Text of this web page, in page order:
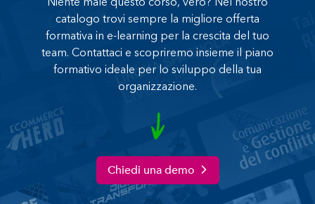
Niente male questo corso, vero? Nel nostro
catalogo trovi sempre la migliore offerta
formativa in e-learning per la crescita del tuo
team. Contattaci e scopriremo insieme il piano
formativo ideale per lo sviluppo della tua
organizzazione.
Chiedi una demo